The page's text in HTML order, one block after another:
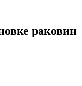
раковин